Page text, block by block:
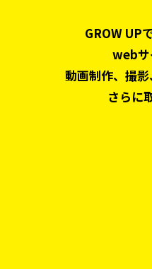
GROW UP
webサ
動画制作、撮影
さらに